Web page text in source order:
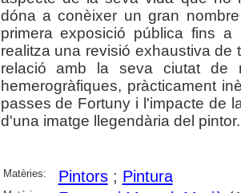
dóna a conèixer un gran
primera exposició pública fins
realitza una revisió exhaustiva de
relació amb la seva ciutat de
hemerogràfiques, pràcticament
passes de Fortuny i l'impacte de
d'una imatge llegendària del pintor.
Matèries: Pintors; Pintura